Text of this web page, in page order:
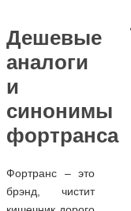
Дешевые
аналоги
и
синонимы
фортранса
Фортранс – это
брэнд, чистит